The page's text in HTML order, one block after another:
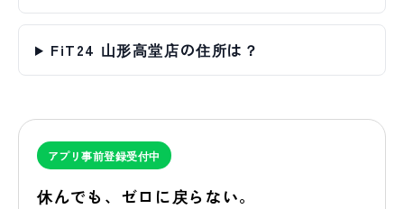
FiT24 山形高堂店の住所は？
アプリ事前登録受付中
休んでも、 ゼロに戻らない。